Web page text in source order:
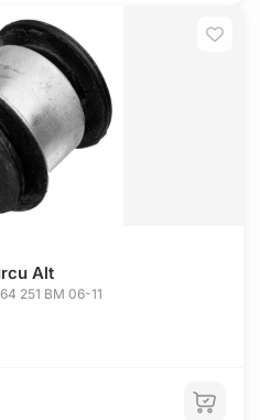
Alt
251 BM 06-11